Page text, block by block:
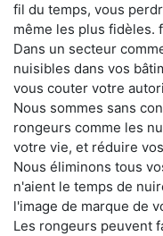
fil du temps, vous
même les plus fidèles.
Dans un secteur
nuisibles dans vos
vous couter votre
Nous sommes sans
rongeurs comme les
votre vie, et réduire
Nous éliminons tous
n'aient le temps de
l'image de marque de
Les rongeurs peuvent